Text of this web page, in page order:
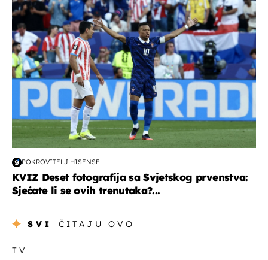
svjetsko prvenstvo 2026
POKROVITELJ HISENSE
KVIZ Deset fotografija sa Svjetskog prvenstva:
Sjećate li se ovih trenutaka?...
SVI ČITAJU OVO
TV